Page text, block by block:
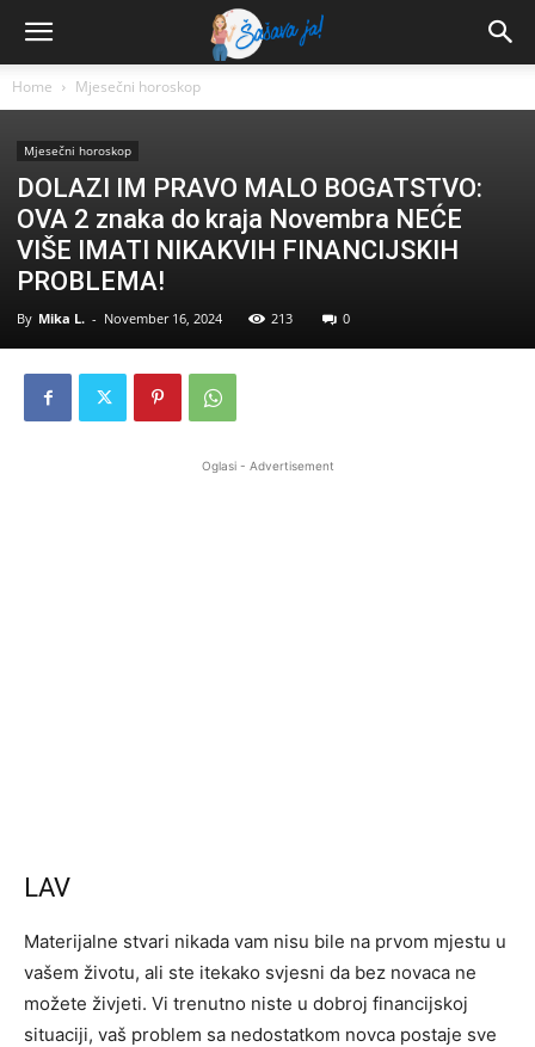
Home Mjesečni horoskop
Mjesečni horoskop
DOLAZI IM PRAVO MALO BOGATSTVO:
OVA 2 znaka do kraja Novembra NEĆE
VIŠE IMATI NIKAKVIH FINANCIJSKIH
PROBLEMA!
By Mika L. - November 16, 2024 213 0
Oglasi - Advertisement
LAV
Materijalne stvari nikada vam nisu bile na prvom mjestu u
vašem životu, ali ste itekako svjesni da bez novaca ne
možete živjeti. Vi trenutno niste u dobroj financijskoj
situaciji, vaš problem sa nedostatkom novca postaje sve